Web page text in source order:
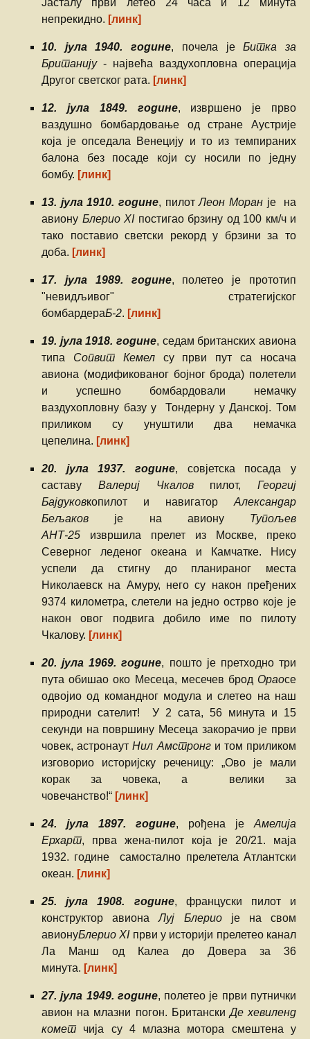
Јасталу први летео 24 часа и 12 минута
непрекидно. [линк]
10. јула 1940. године, почела јеБитка за
Британију - највећа ваздухопловна операција
Другог светског рата. [линк]
12. јула 1849. године, извршено је прво
ваздушно бомбардовање од стране Аустрије
која је опседала Венецију и то из темпираних
балона без посаде који су носили по једну
бомбу. [линк]
13. јула 1910. године, пилотЛеон Моран је на
авиону Блерио XIпостигао брзину од 100 км/ч и
тако поставио светски рекорд у брзини за то
доба. [линк]
17. јула 1989. године, полетео је прототип
"невидљивог" стратегијског
бомбардераБ-2. [линк]
19. јула 1918. године, седам британских авиона
типа Сопвит Кемелсу први пут са носача
авиона (модификованог бојног брода) полетели
и успешно бомбардовали немачку
ваздухопловну базу у Тондерну у Данској. Том
приликом су унуштили два немачка
цепелина. [линк]
20. јула 1937. године, совјетска посада у
саставу Валериј Чкаловпилот, Георгиј
Бајдуковкопилот и навигатор Александар
Бељаков је на авиону Тупољев
АНТ-25 извршила прелет из Москве, преко
Северног леденог океана и Камчатке. Нису
успели да стигну до планираног места
Николаевск на Амуру, него су након пређених
9374 километра, слетели на једно острво које је
након овог подвига добило име по пилоту
Чкалову. [линк]
20. јула 1969. године, пошто је претходно три
пута обишао око Месеца, месечев брод Ораосе
одвојио од командног модула и слетео на наш
природни сателит! У 2 сата, 56 минута и 15
секунди на површину Месеца закорачио је први
човек, астронаутНил Амстронги том приликом
изговорио историјску реченицу: „Ово је мали
корак за човека, а велики за
човечанство!“ [линк]
24. јула 1897. године, рођена је Амелија
Ерхарт, прва жена-пилот која је 20/21. маја
1932. године самостално прелетела Атлантски
океан. [линк]
25. јула 1908. године, француски пилот и
конструктор авионаЛуј Блериоје на свом
авионуБлерио XIпрви у историји прелетео канал
Ла Манш од Калеа до Довера за 36
минута. [линк]
27. јула 1949. године, полетео је први путнички
авион на млазни погон. БританскиДе хевиленд
комет чија су 4 млазна мотора смештена у